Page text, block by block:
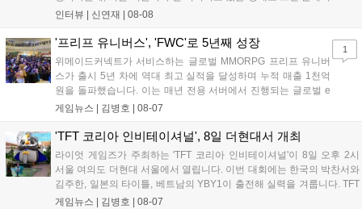
를 추구하다 보니까 팀적으로 안 좋은 사고가 계속 많이 났던 것
LoL 챔피언스 코리아(LCK)'...
인터뷰 | 신연재 08-08
'프리프 유니버스', 'FWC'로 5년째 성장
위메이드커넥트가 서비스하는 글로벌 MMORPG 프리프 유니버
스가 출시 5년 차에 역대 최고 실적을 달성하며 누적 매출 1천억
원을 돌파했습니다. 이는 매년 전용 서버에서 진행되는 글로벌 e
스포츠 대회 FWC의 영향이 큽니다. FWC는 이용자가 동일한 조
은 전년 대비 매출과 이용자 지표가 대폭 상승하는 성과를 냈습니
다. 오는 10월 필리핀 마닐라에서 총상금 11만 달러 규모의 제4회
FWC 그랜드 파이널이 개최될 예정이며, 위메이드커넥트는 이를
통해 커뮤니티 중심의 장기 성장 모델을 지속할 방침입니다....
게임뉴스 | 김병호 08-07
1
'TFT 코리아 인비테이셔널', 8일 더현대서 개최
라이엇 게임즈가 주최하는 'TFT 코리아 인비테이셔널'이 8일 오후 2시
서울 여의도 더현대 서울에서 열립니다. 이번 대회에는 한국의 박찬서와
김주한, 일본의 타이틀, 베트남의 YBY1이 출전해 실력을 겨룹니다. TFT
는 소속팀 없이 개인 자격으로 참가하는 독특한 대회 구조를 가지며, 누
게임뉴스 | 김병호 08-07